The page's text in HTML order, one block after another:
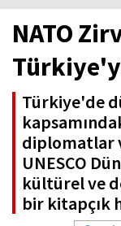
NATO
Türkiye'de
diplomatlar
UNESCO
kültürel ve
bir kitapçık